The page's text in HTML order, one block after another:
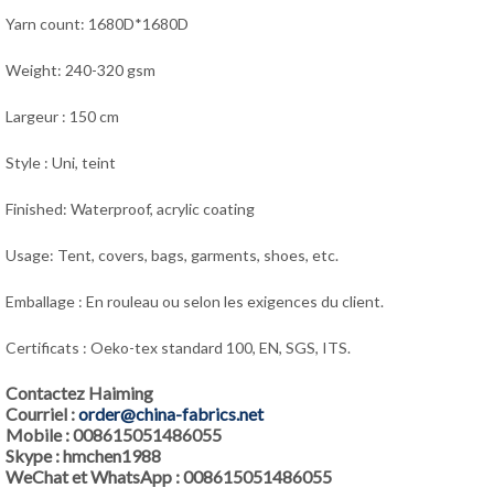
Yarn count: 1680D*1680D
Weight: 240-320 gsm
Largeur : 150 cm
Style : Uni, teint
Finished: Waterproof, acrylic coating
Usage: Tent, covers, bags, garments, shoes, etc.
Emballage : En rouleau ou selon les exigences du client.
Certificats : Oeko-tex standard 100, EN, SGS, ITS.
Contactez Haiming
Courriel :order@china-fabrics.net
Mobile : 008615051486055
Skype : hmchen1988
WeChat et WhatsApp : 008615051486055